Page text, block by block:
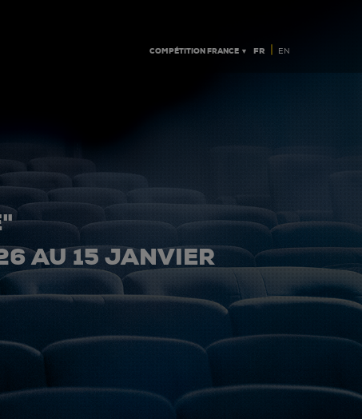
COMPÉTITION FRANCE ▼ FR | EN
AU 15 JANVIER